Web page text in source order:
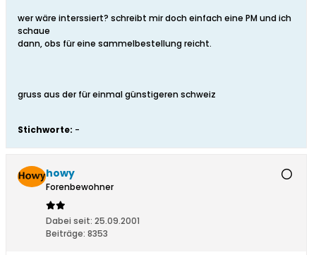
wer wäre interssiert? schreibt mir doch einfach eine PM und ich
schaue
dann, obs für eine sammelbestellung reicht.
gruss aus der für einmal günstigeren schweiz
Stichworte: -
howy
Forenbewohner
Dabei seit: 25.09.2001
Beiträge: 8353